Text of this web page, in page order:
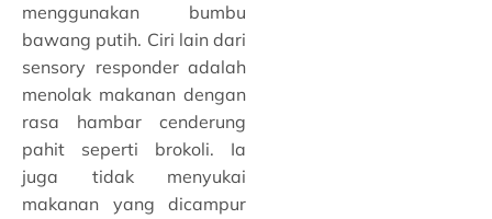
menggunakan bumbu
bawang putih. Ciri lain dari
sensory responder adalah
menolak makanan dengan
rasa hambar cenderung
pahit seperti brokoli. Ia
juga tidak menyukai
makanan yang dicampur